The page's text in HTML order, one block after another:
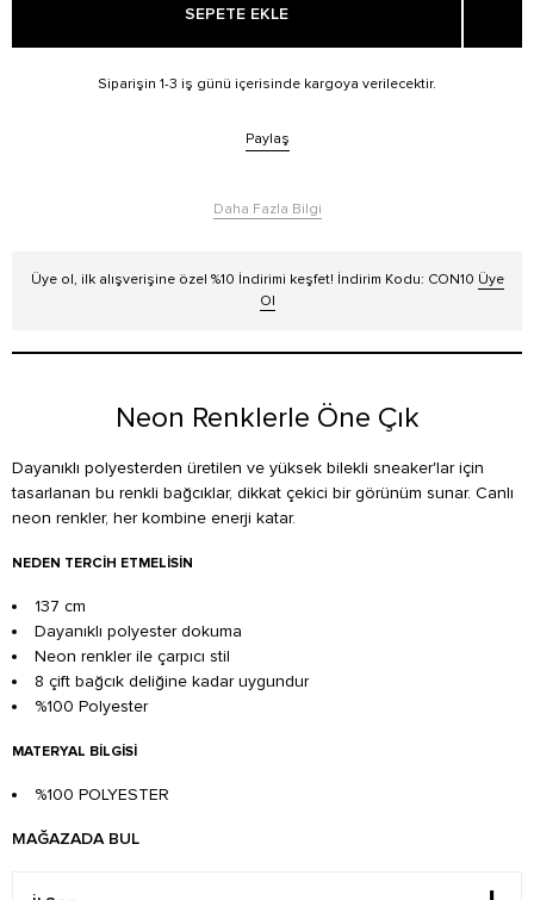
SEPETE EKLE
Siparişin 1-3 iş günü içerisinde kargoya verilecektir.
Paylaş
Daha Fazla Bilgi
Üye ol, ilk alışverişine özel %10 İndirimi keşfet! İndirim Kodu: CON10 Üye
Ol
Neon Renklerle Öne Çık
Dayanıklı polyesterden üretilen ve yüksek bilekli sneaker'lar için
tasarlanan bu renkli bağcıklar, dikkat çekici bir görünüm sunar. Canlı
neon renkler, her kombine enerji katar.
NEDEN TERCIH ETMELISIN
137 cm
Dayanıklı polyester dokuma
Neon renkler ile çarpıcı stil
8 çift bağcık deliğine kadar uygundur
%100 Polyester
MATERYAL BILGISI
%100 POLYESTER
MAĞAZADA BUL